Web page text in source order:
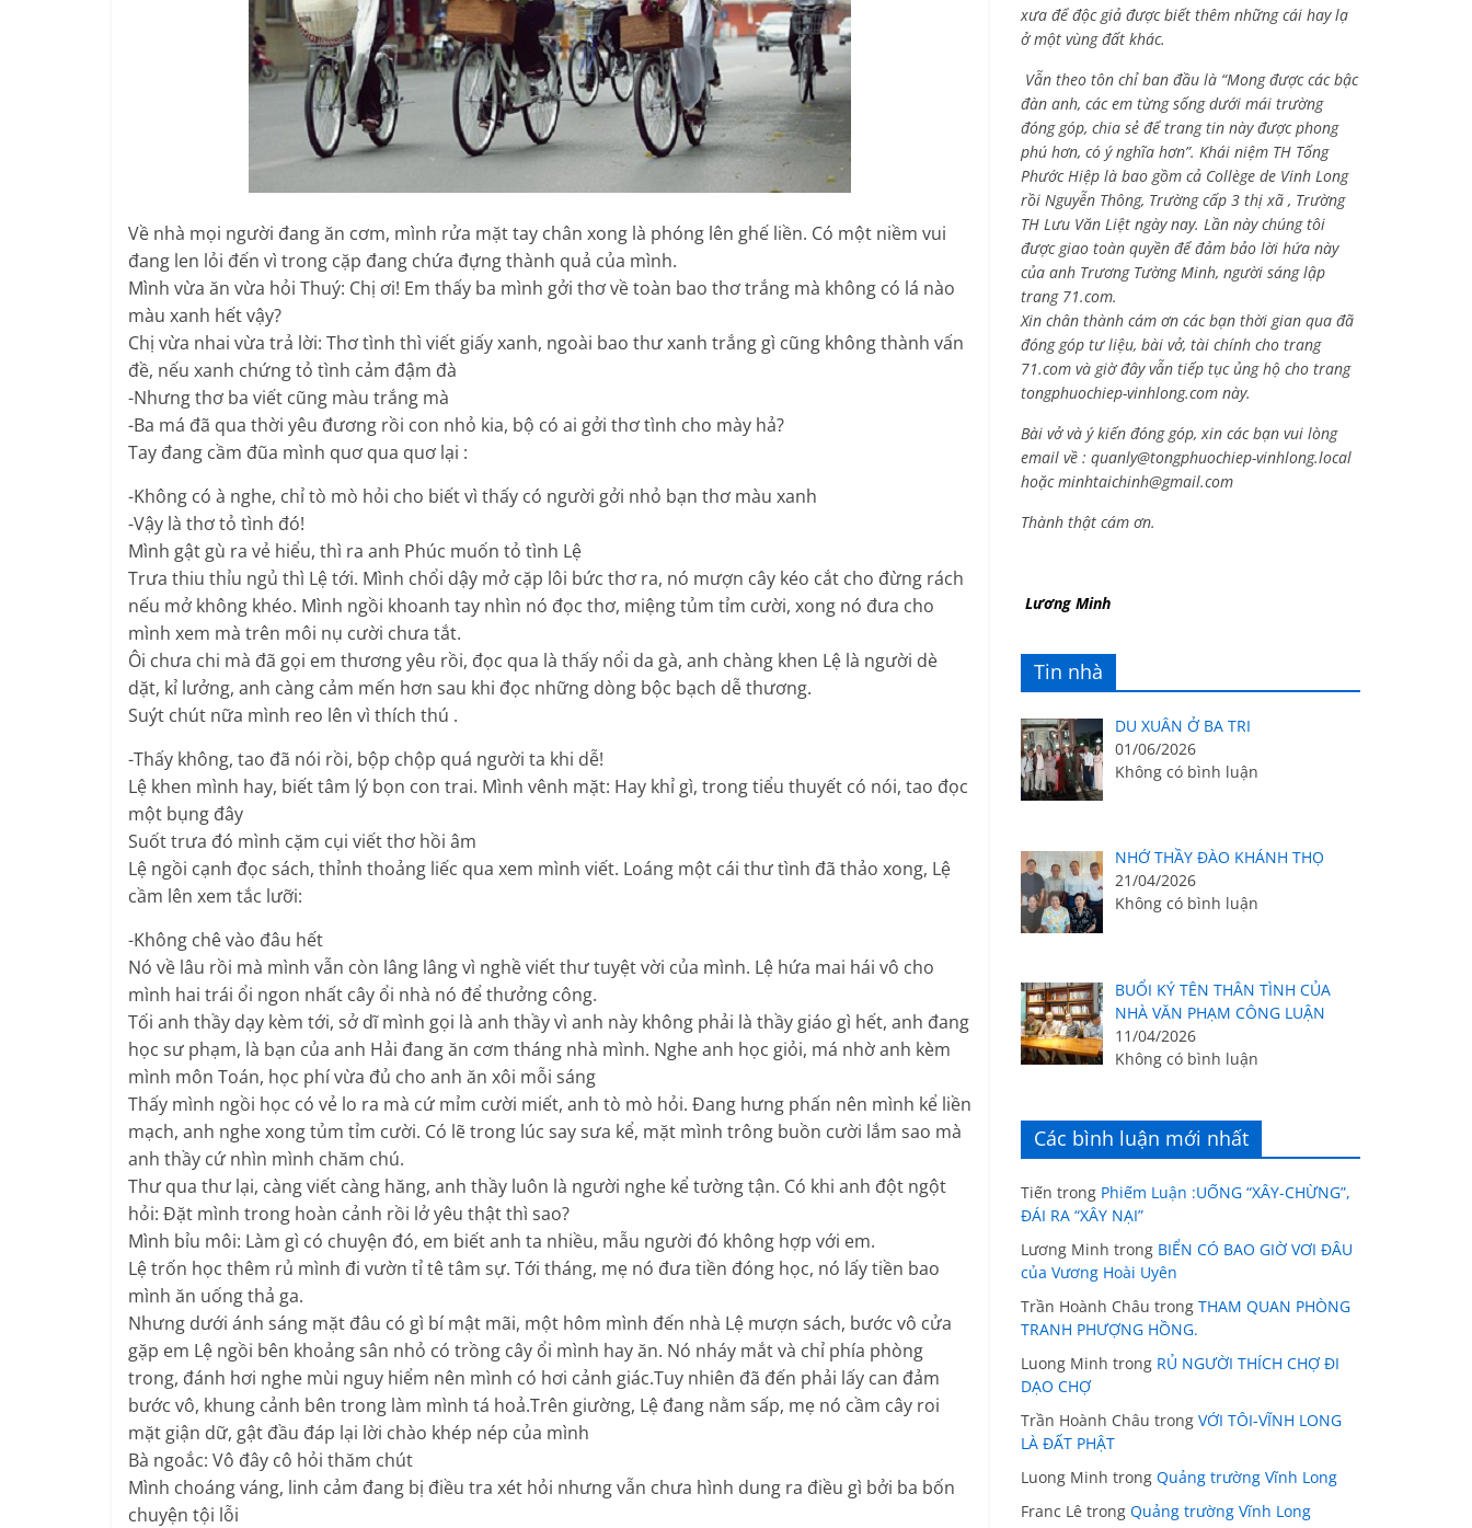
Về nhà mọi người đang ăn cơm, mình rửa mặt tay chân xong là phóng lên ghế liền. Có một niềm vui
đang len lỏi đến vì trong cặp đang chứa đựng thành quả của mình.
Mình vừa ăn vừa hỏi Thuý: Chị ơi! Em thấy ba mình gởi thơ về toàn bao thơ trắng mà không có lá nào
màu xanh hết vậy?
Chị vừa nhai vừa trả lời: Thơ tình thì viết giấy xanh, ngoài bao thư xanh trắng gì cũng không thành vấn
đề, nếu xanh chứng tỏ tình cảm đậm đà
-Nhưng thơ ba viết cũng màu trắng mà
-Ba má đã qua thời yêu đương rồi con nhỏ kia, bộ có ai gởi thơ tình cho mày hả?
Tay đang cầm đũa mình quơ qua quơ lại :
-Không có à nghe, chỉ tò mò hỏi cho biết vì thấy có người gởi nhỏ bạn thơ màu xanh
-Vậy là thơ tỏ tình đó!
Mình gật gù ra vẻ hiểu, thì ra anh Phúc muốn tỏ tình Lệ
Trưa thiu thỉu ngủ thì Lệ tới. Mình chổi dậy mở cặp lôi bức thơ ra, nó mượn cây kéo cắt cho đừng rách
nếu mở không khéo. Mình ngồi khoanh tay nhìn nó đọc thơ, miệng tủm tỉm cười, xong nó đưa cho
mình xem mà trên môi nụ cười chưa tắt.
Ôi chưa chi mà đã gọi em thương yêu rồi, đọc qua là thấy nổi da gà, anh chàng khen Lệ là người dè
dặt, kỉ lưởng, anh càng cảm mến hơn sau khi đọc những dòng bộc bạch dễ thương.
Suýt chút nữa mình reo lên vì thích thú .
-Thấy không, tao đã nói rồi, bộp chộp quá người ta khi dễ!
Lệ khen mình hay, biết tâm lý bọn con trai. Mình vênh mặt: Hay khỉ gì, trong tiểu thuyết có nói, tao đọc
một bụng đây
Suốt trưa đó mình cặm cụi viết thơ hồi âm
Lệ ngồi cạnh đọc sách, thỉnh thoảng liếc qua xem mình viết. Loáng một cái thư tình đã thảo xong, Lệ
cầm lên xem tắc lưỡi:
-Không chê vào đâu hết
Nó về lâu rồi mà mình vẫn còn lâng lâng vì nghề viết thư tuyệt vời của mình. Lệ hứa mai hái vô cho
mình hai trái ổi ngon nhất cây ổi nhà nó để thưởng công.
Tối anh thầy dạy kèm tới, sở dĩ mình gọi là anh thầy vì anh này không phải là thầy giáo gì hết, anh đang
học sư phạm, là bạn của anh Hải đang ăn cơm tháng nhà mình. Nghe anh học giỏi, má nhờ anh kèm
mình môn Toán, học phí vừa đủ cho anh ăn xôi mỗi sáng
Thấy mình ngồi học có vẻ lo ra mà cứ mỉm cười miết, anh tò mò hỏi. Đang hưng phấn nên mình kể liền
mạch, anh nghe xong tủm tỉm cười. Có lẽ trong lúc say sưa kể, mặt mình trông buồn cười lắm sao mà
anh thầy cứ nhìn mình chăm chú.
Thư qua thư lại, càng viết càng hăng, anh thầy luôn là người nghe kể tường tận. Có khi anh đột ngột
hỏi: Đặt mình trong hoàn cảnh rồi lở yêu thật thì sao?
Mình bỉu môi: Làm gì có chuyện đó, em biết anh ta nhiều, mẫu người đó không hợp với em.
Lệ trốn học thêm rủ mình đi vườn tỉ tê tâm sự. Tới tháng, mẹ nó đưa tiền đóng học, nó lấy tiền bao
mình ăn uống thả ga.
Nhưng dưới ánh sáng mặt đâu có gì bí mật mãi, một hôm mình đến nhà Lệ mượn sách, bước vô cửa
gặp em Lệ ngồi bên khoảng sân nhỏ có trồng cây ổi mình hay ăn. Nó nháy mắt và chỉ phía phòng
trong, đánh hơi nghe mùi nguy hiểm nên mình có hơi cảnh giác.Tuy nhiên đã đến phải lấy can đảm
bước vô, khung cảnh bên trong làm mình tá hoả.Trên giường, Lệ đang nằm sấp, mẹ nó cầm cây roi
mặt giận dữ, gật đầu đáp lại lời chào khép nép của mình
Bà ngoắc: Vô đây cô hỏi thăm chút
Mình choáng váng, linh cảm đang bị điều tra xét hỏi nhưng vẫn chưa hình dung ra điều gì bởi ba bốn
chuyện tội lỗi
xưa để độc giả được biết thêm những cái hay lạ
ở một vùng đất khác.
Vẫn theo tôn chỉ ban đầu là “Mong được các bậc
đàn anh, các em từng sống dưới mái trường
đóng góp, chia sẻ để trang tin này được phong
phú hơn, có ý nghĩa hơn”. Khái niệm TH Tống
Phước Hiệp là bao gồm cả Collège de Vinh Long
rồi Nguyễn Thông, Trường cấp 3 thị xã , Trường
TH Lưu Văn Liệt ngày nay. Lần này chúng tôi
được giao toàn quyền để đảm bảo lời hứa này
của anh Trương Tường Minh, người sáng lập
trang 71.com.
Xin chân thành cám ơn các bạn thời gian qua đã
đóng góp tư liệu, bài vở, tài chính cho trang
71.com và giờ đây vẫn tiếp tục ủng hộ cho trang
tongphuochiep-vinhlong.com này.
Bài vở và ý kiến đóng góp, xin các bạn vui lòng
email về : quanly@tongphuochiep-vinhlong.local
hoặcminhtaichinh@gmail.com
Thành thật cám ơn.
Lương Minh
Tin nhà
DU XUÂN Ở BA TRI
01/06/2026
Không có bình luận
NHỚ THẦY ĐÀO KHÁNH THỌ
21/04/2026
Không có bình luận
BUỔI KÝ TÊN THÂN TÌNH CỦA
NHÀ VĂN PHẠM CÔNG LUẬN
11/04/2026
Không có bình luận
Các bình luận mới nhất
Tiến trong Phiếm Luận :UỐNG “XÂY-CHỪNG”,
ĐÁI RA “XÂY NẠI”
Lương Minh trong BIỂN CÓ BAO GIỜ VƠI ĐÂU
của Vương Hoài Uyên
Trần Hoành Châu trong THAM QUAN PHÒNG
TRANH PHƯỢNG HỒNG.
Luong Minh trong RỦ NGƯỜI THÍCH CHỢ ĐI
DẠO CHỢ
Trần Hoành Châu trong VỚI TÔI-VĨNH LONG
LÀ ĐẤT PHẬT
Luong Minh trong Quảng trường Vĩnh Long
Franc Lê trong Quảng trường Vĩnh Long